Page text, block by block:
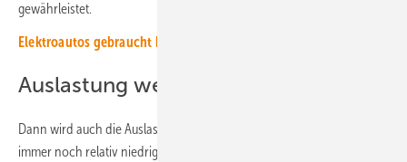
gewährleistet.
Elektroautos gebraucht kaufen?: Ein paar Tipps vom Experten
Auslastung weiterhin niedrig
Dann wird auch die Auslastung der Ladesäulen steigen. Denn diese ist
immer noch relativ niedrig, auch wenn der Markt für E-Autos in den